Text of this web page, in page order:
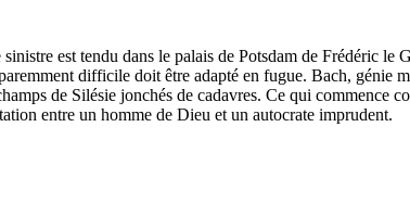
est tendu dans le palais de Potsdam de Frédéric
difficile doit être adapté en fugue. Bach,
de Silésie jonchés de cadavres. Ce qui commence
entre un homme de Dieu et un autocrate imprudent.